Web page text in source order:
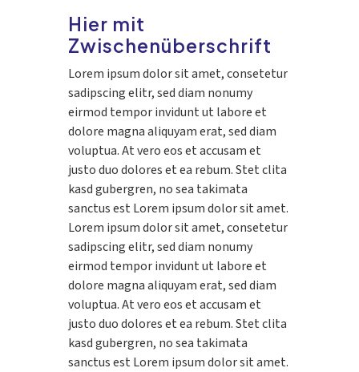
Hier mit
Zwischenüberschrift
Lorem ipsum dolor sit amet, consetetur
sadipscing elitr, sed diam nonumy
eirmod tempor invidunt ut labore et
dolore magna aliquyam erat, sed diam
voluptua. At vero eos et accusam et
justo duo dolores et ea rebum. Stet clita
kasd gubergren, no sea takimata
sanctus est Lorem ipsum dolor sit amet.
Lorem ipsum dolor sit amet, consetetur
sadipscing elitr, sed diam nonumy
eirmod tempor invidunt ut labore et
dolore magna aliquyam erat, sed diam
voluptua. At vero eos et accusam et
justo duo dolores et ea rebum. Stet clita
kasd gubergren, no sea takimata
sanctus est Lorem ipsum dolor sit amet.